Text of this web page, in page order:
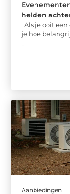
helden
Als je ooit
je hoe
...
Aanbiedingen